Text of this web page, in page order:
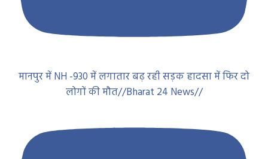
मानपुर में NH -930 में लगातार बढ़ रही सड़क हादसा में फिर दो
लोगों की मौत//Bharat 24 News//